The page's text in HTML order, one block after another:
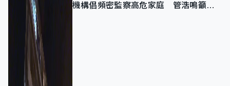
機構倡頻密監察高危家庭 管浩鳴籲加